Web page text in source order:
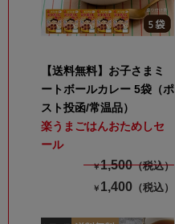
【送料無料】お子さまミ
ートボールカレー 5袋（ポ
スト投函/常温品）
楽うまごはんおためしセ
ール
￥1,500（税込）
￥ 1,400 （税込）